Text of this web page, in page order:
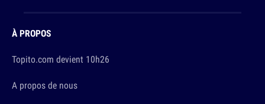
À PROPOS
Topito.com devient 10h26
A propos de nous